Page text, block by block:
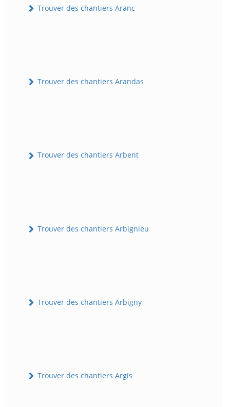
Trouver des chantiers Aranc
Trouver des chantiers Arandas
Trouver des chantiers Arbent
Trouver des chantiers Arbignieu
Trouver des chantiers Arbigny
Trouver des chantiers Argis